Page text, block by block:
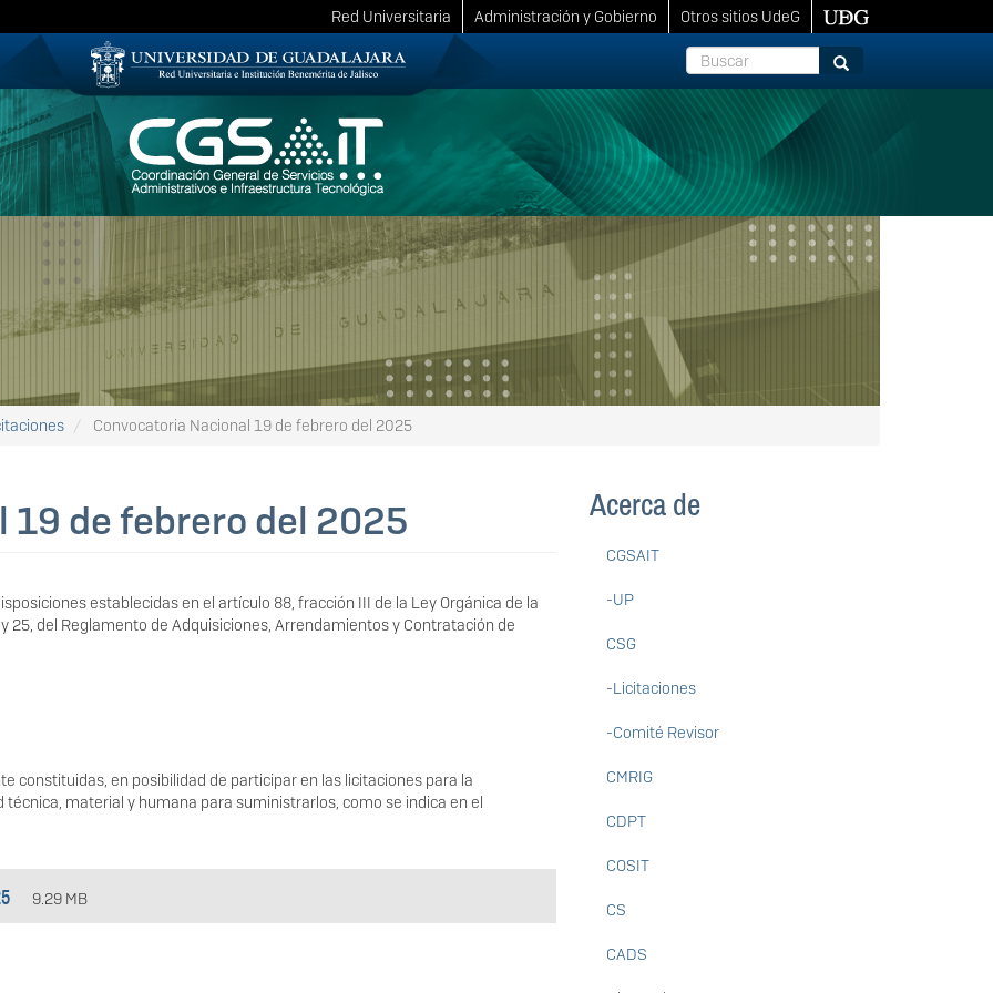
Red Universitaria Administración y Gobierno
Otros sitios UdeG
Buscar
Buscar
Convocatoria Nacional 19 de febrero del 2025
de febrero del 2025
establecidas en el artículo 88, fracción III de la Ley Orgánica de la
25, del Reglamento de Adquisiciones, Arrendamientos y Contratación de
constituidas, en posibilidad de participar en las licitaciones para la
material y humana para suministrarlos, como se indica en el
9.29 MB
Acerca de
CGSAIT
-UP
CSG
-Licitaciones
-Comité Revisor
CMRIG
CDPT
COSIT
CS
CADS